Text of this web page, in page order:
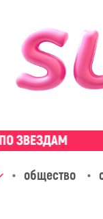
общество